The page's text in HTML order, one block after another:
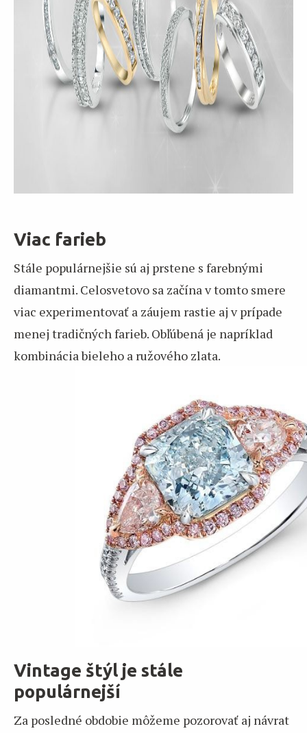
Viac farieb
Stále populárnejšie sú aj prstene s farebnými
diamantmi. Celosvetovo sa začína v tomto smere
viac experimentovať a záujem rastie aj v prípade
menej tradičných farieb. Obľúbená je napríklad
kombinácia bieleho a ružového zlata.
Vintage štýl je stále
populárnejší
Za posledné obdobie môžeme pozorovať aj návrat